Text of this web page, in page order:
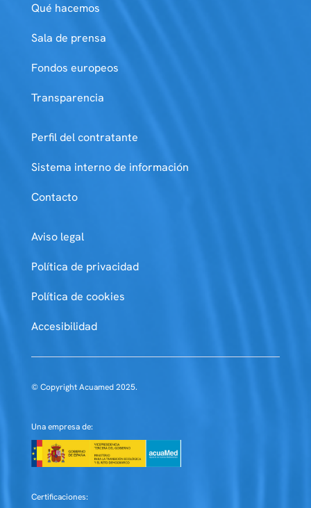
Qué hacemos
Sala de prensa
Fondos europeos
Transparencia
Perfil del contratante
Sistema interno de información
Contacto
Aviso legal
Política de privacidad
Política de cookies
Accesibilidad
© Copyright Acuamed 2025.
Una empresa de:
Certificaciones: